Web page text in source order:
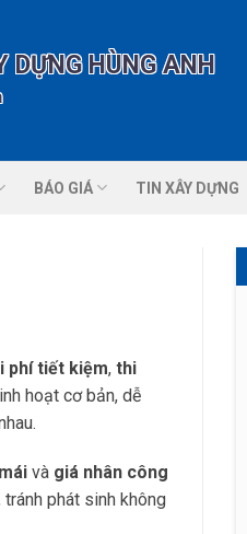
DỰNG HÙNG ANH
Tổn
BÁO GIÁ TIN XÂY DỰNG
phí tiết kiệm, thi
hoạt cơ bản, dễ
và giá nhân công
phát sinh không